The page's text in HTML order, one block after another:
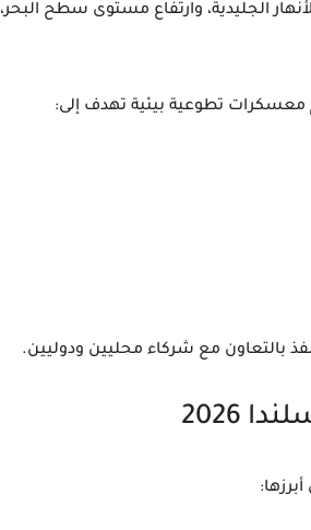
الجليدية، وارتفاع مستوى سطح البحر،
معسكرات تطوعية بيئية تهدف إلى:
بالتعاون مع شركاء محليين ودوليين.
2026